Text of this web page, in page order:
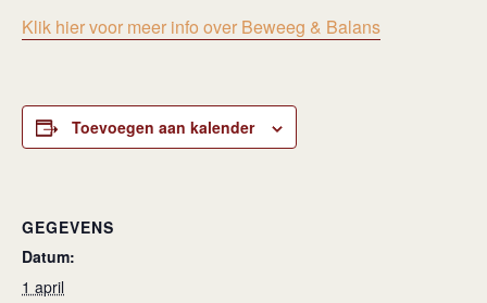
Klik hier voor meer info over Beweeg & Balans
Toevoegen aan kalender
GEGEVENS
Datum:
1 april